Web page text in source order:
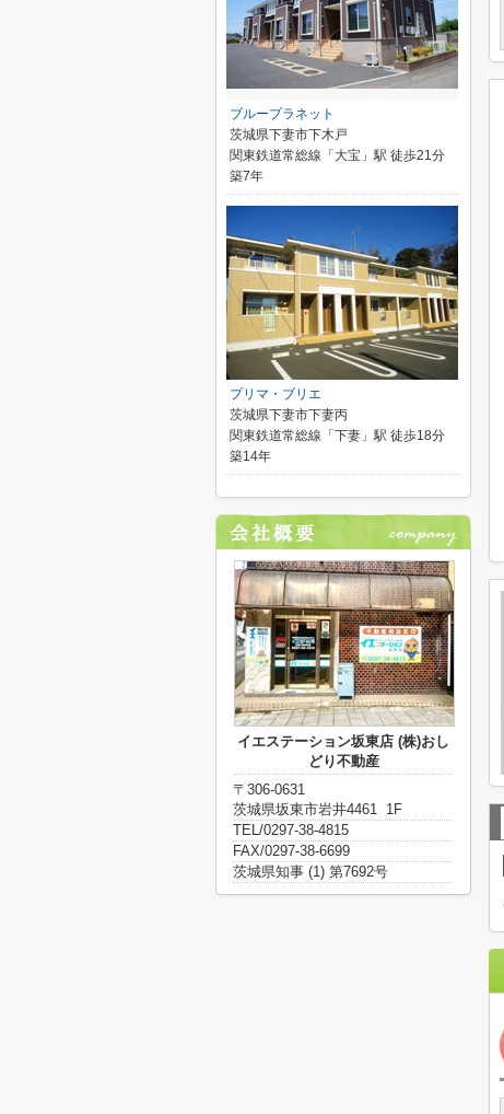
ブループラネット
茨城県下妻市下木戸
関東鉄道常総線「大宝」駅 徒歩21分
築7年
プリマ・ブリエ
茨城県下妻市下妻丙
関東鉄道常総線「下妻」駅 徒歩18分
築14年
イエステーション坂東店 (株)おし
どり不動産
〒306-0631
茨城県坂東市岩井4461 1F
TEL/0297-38-4815
FAX/0297-38-6699
茨城県知事 (1) 第7692号